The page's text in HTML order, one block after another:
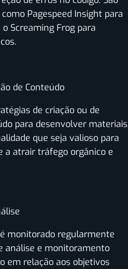
Pagespeed Insight para
Screaming Frog para
de Conteúdo
de criação ou de
para desenvolver materiais
que seja valioso para
a atrair tráfego orgânico e
monitorado regularmente
análise e monitoramento
em relação aos objetivos